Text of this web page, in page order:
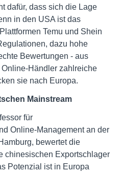
dafür, dass sich die Lage
in den USA ist das
Temu und Shein
dazu hohe
Bewertungen - aus
Händler zahlreiche
sie nach Europa.
Mainstream
für
Online-Management an der
bewertet die
chinesischen Exportschlager
Potenzial ist in Europa